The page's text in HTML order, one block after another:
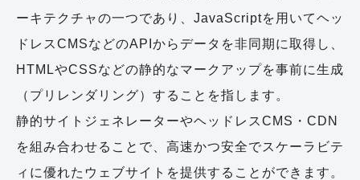
ーキテクチャの一つであり、JavaScriptを用いてヘッ
ドレスCMSなどのAPIからデータを非同期に取得し、
HTMLやCSSなどの静的なマークアップを事前に生成
（プリレンダリング）することを指します。
静的サイトジェネレーターやヘッドレスCMS・CDN
を組み合わせることで、高速かつ安全でスケーラビテ
ィに優れたウェブサイトを提供することができます。